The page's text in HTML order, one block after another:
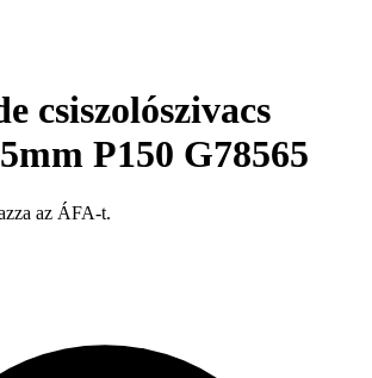
csiszolószivacs
P150 G78565
az ÁFA-t.